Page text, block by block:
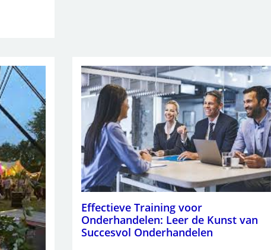
Effectieve Training voor
Onderhandelen: Leer de Kunst van
Succesvol Onderhandelen